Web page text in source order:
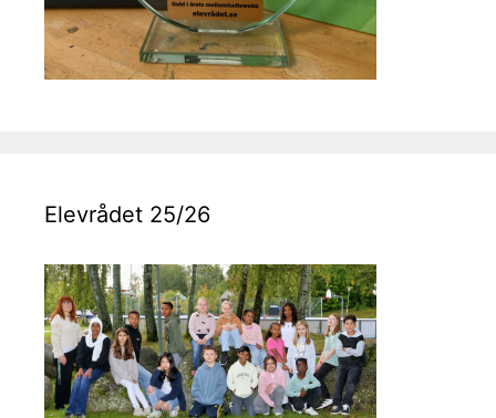
Elevrådet 25/26